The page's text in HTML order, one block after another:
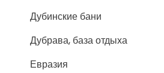
Дубинские бани
Дубрава, база отдыха
Евразия